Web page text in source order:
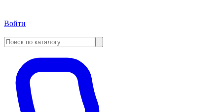
Войти